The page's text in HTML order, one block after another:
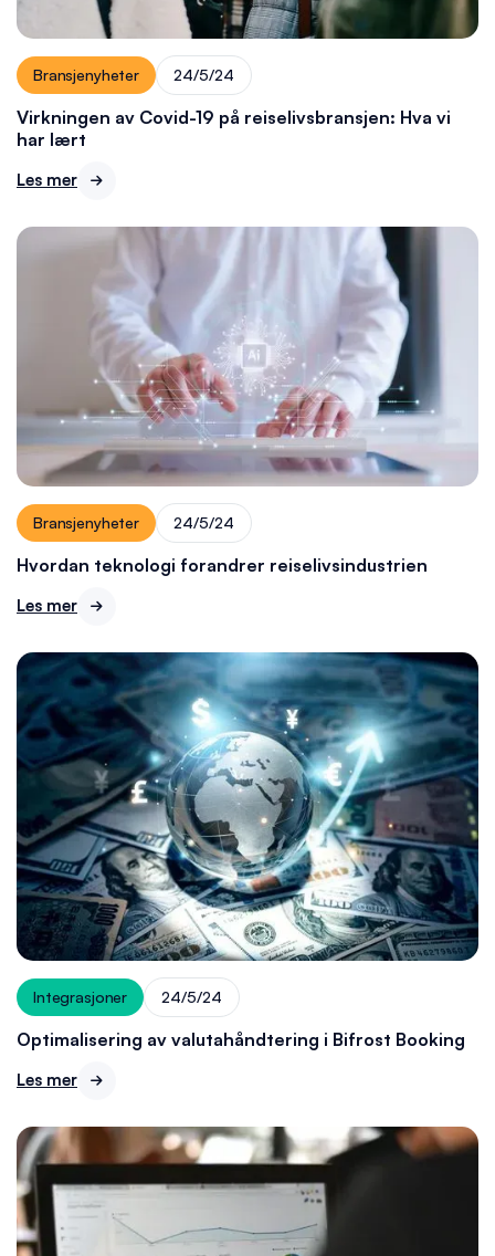
Bransjenyheter 24/5/24
Virkningen av Covid-19 på reiselivsbransjen: Hva vi
har lært
Les mer 
Bransjenyheter 24/5/24
Hvordan teknologi forandrer reiselivsindustrien
Les mer 
Integrasjoner 24/5/24
Optimalisering av valutahåndtering i Bifrost Booking
Les mer 